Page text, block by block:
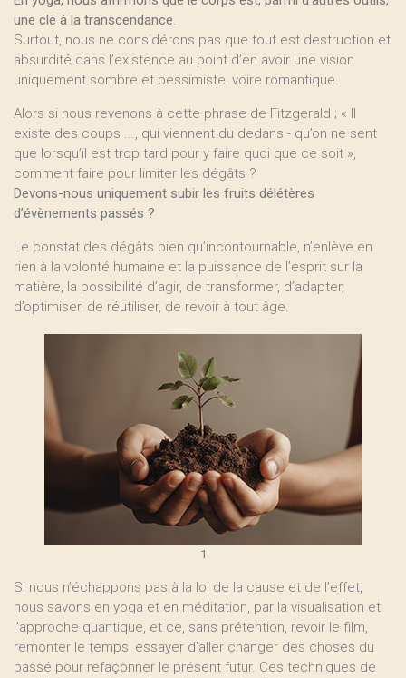
une clé à la transcendance.
Surtout, nous ne considérons pas que tout est destruction et
absurdité dans l’existence au point d’en avoir une vision
uniquement sombre et pessimiste, voire romantique.
Alors si nous revenons à cette phrase de Fitzgerald ; « Il
existe des coups ..., qui viennent du dedans - qu’on ne sent
que lorsqu’il est trop tard pour y faire quoi que ce soit »,
comment faire pour limiter les dégâts ?
Devons-nous uniquement subir les fruits délétères
d’évènements passés ?
Le constat des dégâts bien qu’incontournable, n’enlève en
rien à la volonté humaine et la puissance de l’esprit sur la
matière, la possibilité d’agir, de transformer, d’adapter,
d’optimiser, de réutiliser, de revoir à tout âge.
1
Si nous n’échappons pas à la loi de la cause et de l’effet,
nous savons en yoga et en méditation, par la visualisation et
l’approche quantique, et ce, sans prétention, revoir le film,
remonter le temps, essayer d’aller changer des choses du
passé pour refaçonner le présent futur. Ces techniques de